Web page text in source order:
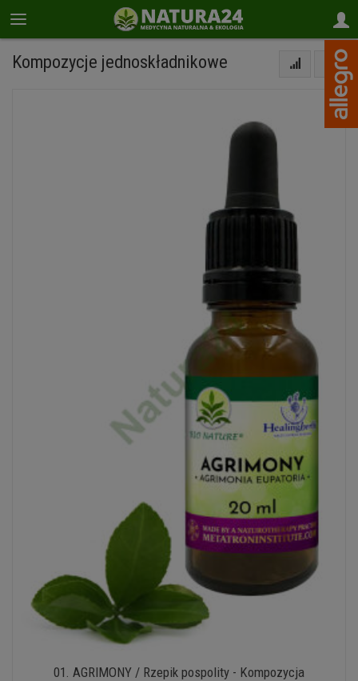
Kompozycje jednoskładnikowe
01. AGRIMONY / Rzepik pospolity - Kompozycja